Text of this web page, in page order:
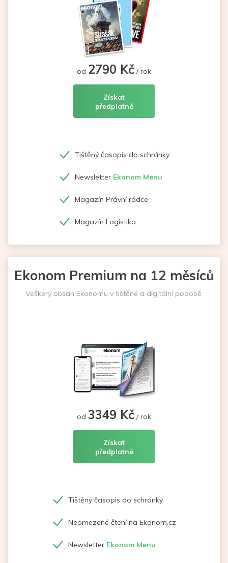
od 2790 Kč / rok
Získat
předplatné
Tištěný časopis do schránky
Newsletter Ekonom Menu
Magazín Právní rádce
Magazín Logistika
Ekonom Premium na 12 měsíců
Veškerý obsah Ekonomu v tištěné a digitální podobě.
od 3349 Kč / rok
Získat
předplatné
Tištěný časopis do schránky
Neomezené čtení na Ekonom.cz
Newsletter Ekonom Menu